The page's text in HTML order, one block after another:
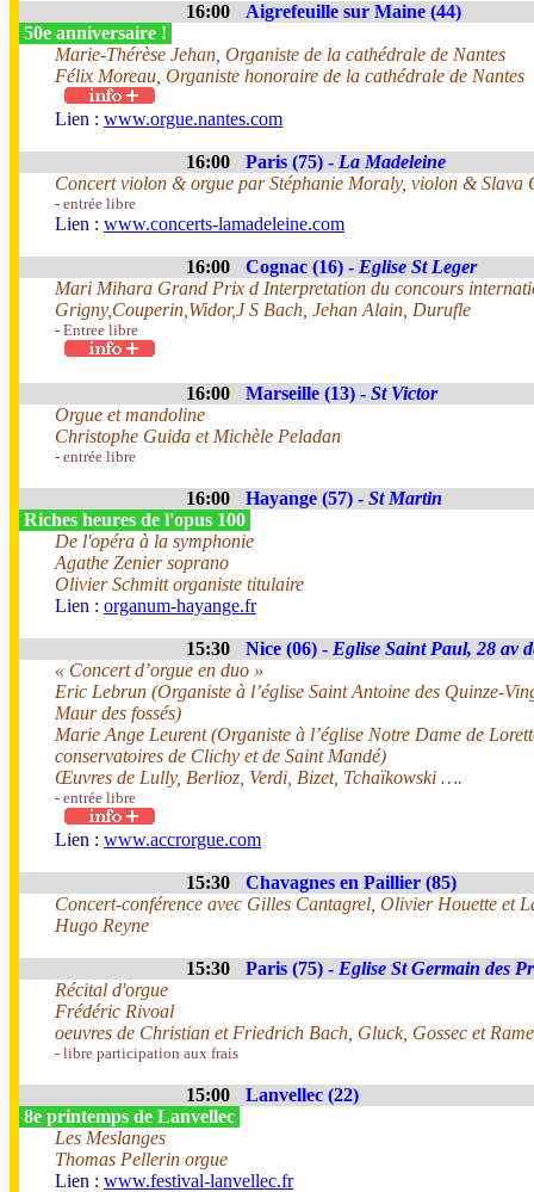
16:00
Aigrefeuille sur Maine (44)
50e anniversaire !
Marie-Thérèse Jehan, Organiste de la cathédrale de Nantes
Félix Moreau, Organiste honoraire de la cathédrale de Nantes
Lien : www.orgue.nantes.com
16:00 Paris (75) - La Madeleine
Concert violon & orgue par Stéphanie Moraly, violon & Slava
- entrée libre
Lien : www.concerts-lamadeleine.com
16:00 Cognac (16) - Eglise St Leger
Mari Mihara Grand Prix d Interpretation du concours
Grigny,Couperin,Widor,J S Bach, Jehan Alain, Durufle
- Entree libre
16:00 Marseille (13) - St Victor
Orgue et mandoline
Christophe Guida et Michèle Peladan
- entrée libre
16:00 Hayange (57) - St Martin
Riches heures de l'opus 100
De l'opéra à la symphonie
Agathe Zenier soprano
Olivier Schmitt organiste titulaire
Lien : organum-hayange.fr
15:30 Nice (06) - Eglise Saint Paul, 28 av
« Concert d’orgue en duo »
Eric Lebrun (Organiste à l’église Saint Antoine des Quinze-
Maur des fossés)
Marie Ange Leurent (Organiste à l’église Notre Dame de
conservatoires de Clichy et de Saint Mandé)
Œuvres de Lully, Berlioz, Verdi, Bizet, Tchaïkowski ….
- entrée libre
Lien : www.accrorgue.com
15:30
Chavagnes en Paillier (85)
Concert-conférence avec Gilles Cantagrel, Olivier Houette et
Hugo Reyne
15:30 Paris (75) - Eglise St Germain des
Récital d'orgue
Frédéric Rivoal
oeuvres de Christian et Friedrich Bach, Gluck, Gossec et
- libre participation aux frais
15:00
Lanvellec (22)
8e printemps de Lanvellec
Les Meslanges
Thomas Pellerin orgue
Lien : www.festival-lanvellec.fr